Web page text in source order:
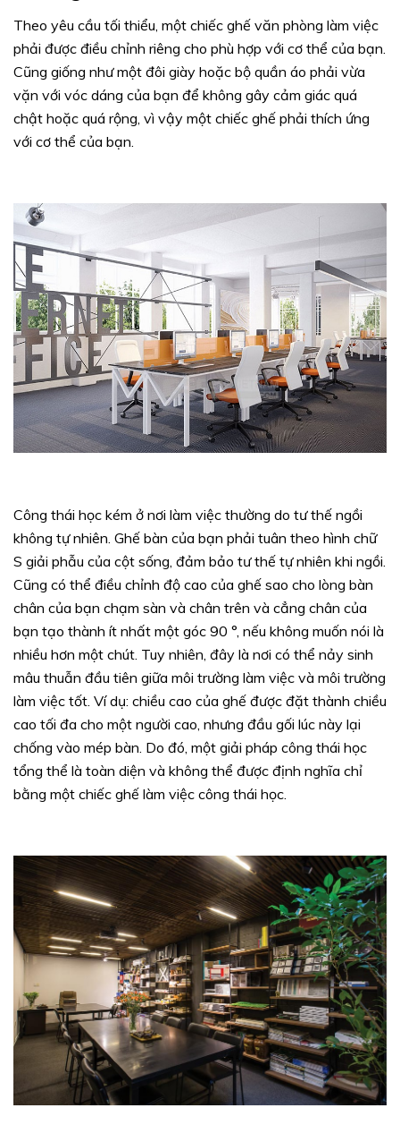
Theo yêu cầu tối thiểu, một chiếc ghế văn phòng làm việc
phải được điều chỉnh riêng cho phù hợp với cơ thể của bạn.
Cũng giống như một đôi giày hoặc bộ quần áo phải vừa
vặn với vóc dáng của bạn để không gây cảm giác quá
chật hoặc quá rộng, vì vậy một chiếc ghế phải thích ứng
với cơ thể của bạn.
Công thái học kém ở nơi làm việc thường do tư thế ngồi
không tự nhiên. Ghế bàn của bạn phải tuân theo hình chữ
S giải phẫu của cột sống, đảm bảo tư thế tự nhiên khi ngồi.
Cũng có thể điều chỉnh độ cao của ghế sao cho lòng bàn
chân của bạn chạm sàn và chân trên và cẳng chân của
bạn tạo thành ít nhất một góc 90 °, nếu không muốn nói là
nhiều hơn một chút. Tuy nhiên, đây là nơi có thể nảy sinh
mâu thuẫn đầu tiên giữa môi trường làm việc và môi trường
làm việc tốt. Ví dụ: chiều cao của ghế được đặt thành chiều
cao tối đa cho một người cao, nhưng đầu gối lúc này lại
chống vào mép bàn. Do đó, một giải pháp công thái học
tổng thể là toàn diện và không thể được định nghĩa chỉ
bằng một chiếc ghế làm việc công thái học.